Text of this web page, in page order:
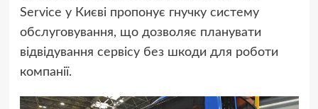
Service у Києві пропонує гнучку систему
обслуговування, що дозволяє планувати
відвідування сервісу без шкоди для роботи
компанії.